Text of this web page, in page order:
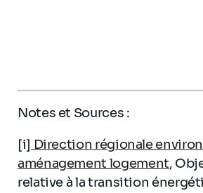
Notes et Sources :
[i] Direction régionale
aménagement logement,
relative à la transition